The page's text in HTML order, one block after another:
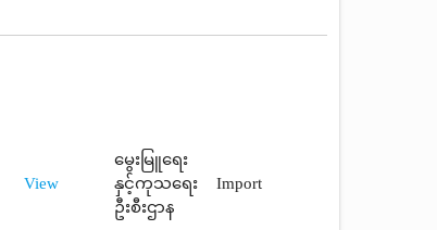
View
မွေးမြူရေး
နှင့်ကုသရေး
ဦးစီးဌာန
Import